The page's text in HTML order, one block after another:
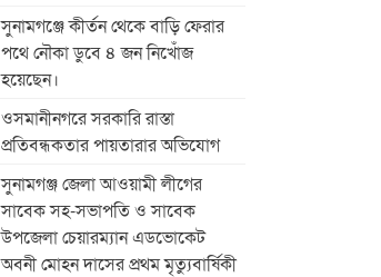
সুনামগঞ্জে কীর্তন থেকে বাড়ি ফেরার
পথে নৌকা ডুবে ৪ জন নিখোঁজ
হয়েছেন।
ওসমানীনগরে সরকারি রাস্তা
প্রতিবন্ধকতার পায়তারার অভিযোগ
সুনামগঞ্জ জেলা আওয়ামী লীগের
সাবেক সহ-সভাপতি ও সাবেক
উপজেলা চেয়ারম্যান এডভোকেট
অবনী মোহন দাসের প্রথম মৃত্যুবার্ষিকী